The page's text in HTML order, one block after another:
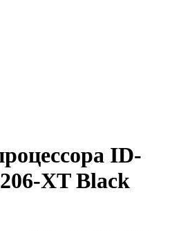
ID-
XT Black